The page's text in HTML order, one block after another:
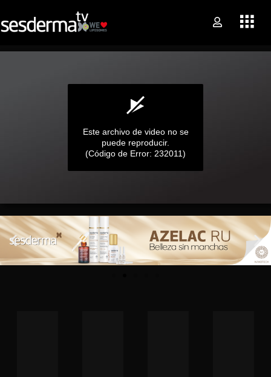
seconds
of
0
seconds
Este archivo de video no se
puede reproducir.
(Código de Error: 232011)